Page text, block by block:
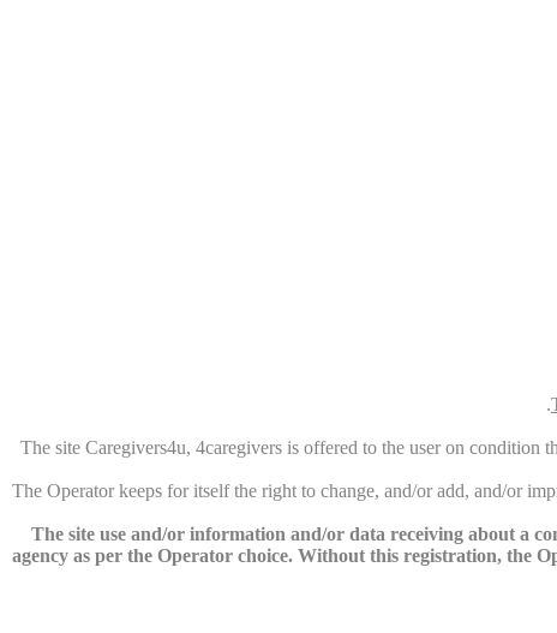
The site Caregivers4u, 4caregivers is offered to the user on condition
The Operator keeps for itself the right to change, and/or add, and/or
The site use and/or information and/or data receiving about a
agency as per the Operator choice. Without this registration, the